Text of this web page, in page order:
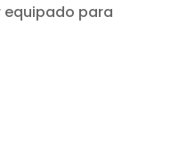
equipado para